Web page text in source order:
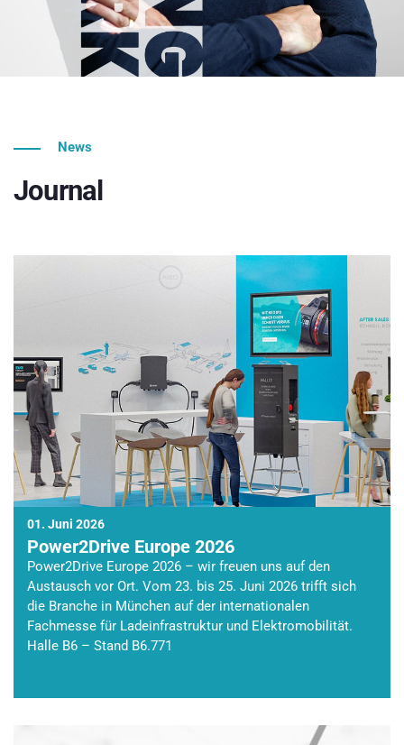
News
Journal
01. Juni 2026
Power2Drive Europe 2026
Power2Drive Europe 2026 – wir freuen uns auf den
Austausch vor Ort. Vom 23. bis 25. Juni 2026 trifft sich
die Branche in München auf der internationalen
Fachmesse für Ladeinfrastruktur und Elektromobilität.
Halle B6 – Stand B6.771